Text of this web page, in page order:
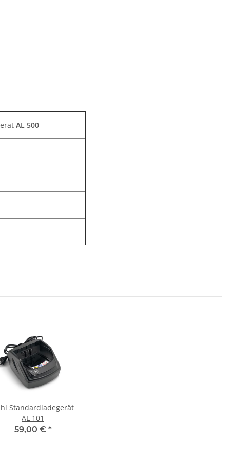
AL 500
Standardladegerät
AL 101
59,00 € *